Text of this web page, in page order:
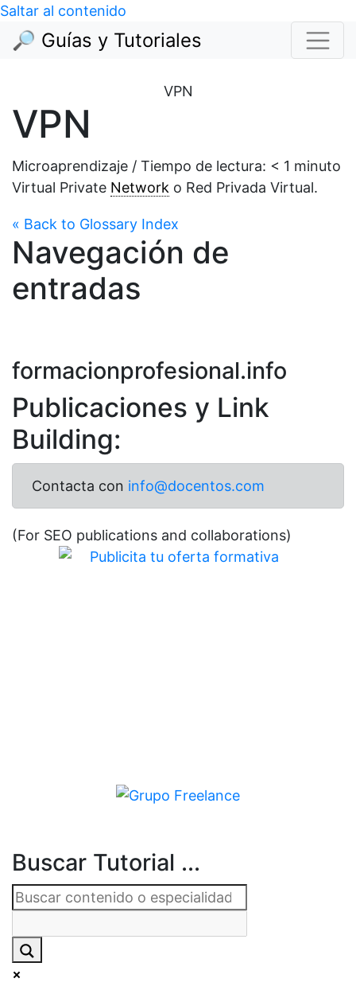
Saltar al contenido
🔎 Guías y Tutoriales
VPN
VPN
Microaprendizaje / Tiempo de lectura: < 1 minuto
Virtual Private Network o Red Privada Virtual.
« Back to Glossary Index
Navegación de
entradas
formacionprofesional.info
Publicaciones y Link
Building:
Contacta con info@docentos.com
(For SEO publications and collaborations)
Buscar Tutorial ...